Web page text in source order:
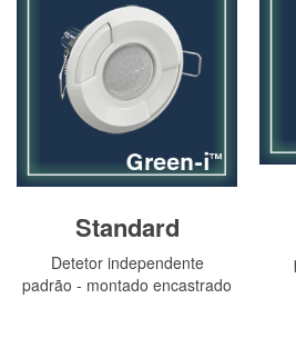
Standard
Detetor independente
padrão - montado encastrado